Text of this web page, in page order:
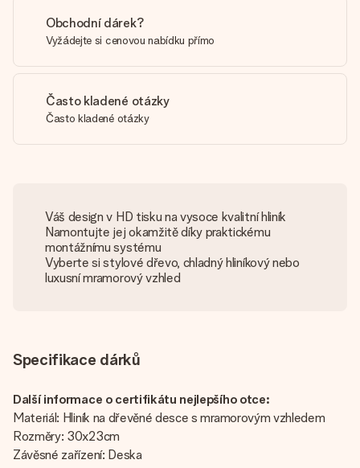
Obchodní dárek?
Vyžádejte si cenovou nabídku přímo
Často kladené otázky
Často kladené otázky
Váš design v HD tisku na vysoce kvalitní hliník
Namontujte jej okamžitě díky praktickému
montážnímu systému
Vyberte si stylové dřevo, chladný hliníkový nebo
luxusní mramorový vzhled
Specifikace dárků
Další informace o certifikátu nejlepšího otce:
Materiál: Hliník na dřevěné desce s mramorovým vzhledem
Rozměry: 30x23cm
Závěsné zařízení: Deska